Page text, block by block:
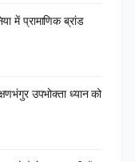
में प्रामाणिक ब्रांड
उपभोक्ता ध्यान को